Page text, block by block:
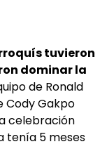
tuvieron
dominar la
de Ronald
Cody Gakpo
celebración
tenía 5 meses